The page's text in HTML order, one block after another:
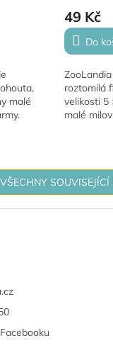
malé
49 Kč
Do
roztomilá
velikosti 5
malé
SOUVISEJÍCÍ